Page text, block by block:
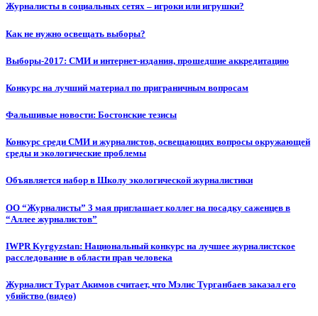
Журналисты в социальных сетях – игроки или игрушки?
Как не нужно освещать выборы?
Выборы-2017: СМИ и интернет-издания, прошедшие аккредитацию
Конкурс на лучший материал по приграничным вопросам
Фальшивые новости: Бостонские тезисы
Конкурс среди СМИ и журналистов, освещающих вопросы окружающей
среды и экологические проблемы
Объявляется набор в Школу экологической журналистики
ОО “Журналисты” 3 мая приглашает коллег на посадку саженцев в
“Аллее журналистов”
IWPR Kyrgyzstan: Национальный конкурс на лучшее журналистское
расследование в области прав человека
Журналист Турат Акимов считает, что Мэлис Турганбаев заказал его
убийство (видео)